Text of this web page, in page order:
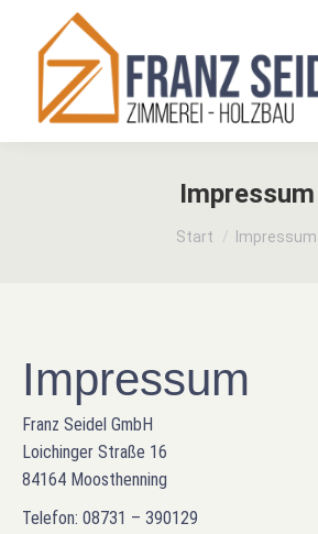
Impressum
Sie befinden sich hier:
Start Impressum
Impressum
Franz Seidel GmbH
Loichinger Straße 16
84164 Moosthenning
Telefon: 08731 – 390129